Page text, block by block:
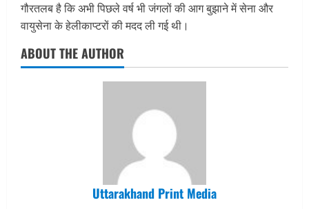
गौरतलब है कि अभी पिछले वर्ष भी जंगलों की आग बुझाने में सेना और
वायुसेना के हेलीकाप्टरों की मदद ली गई थी।
ABOUT THE AUTHOR
Uttarakhand Print Media